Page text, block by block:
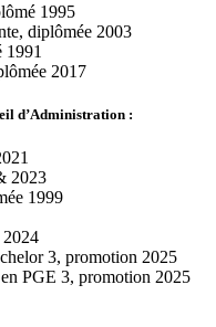
1995
diplômée 2003
1991
2017
d’Administration :
2023
1999
3, promotion 2025
PGE 3, promotion 2025